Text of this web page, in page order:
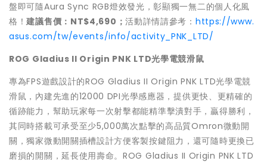
盤即可隨Aura Sync RGB燈效發光，彰顯獨一無二的個人化風
格！建議售價：NT$4,690；活動詳情請參考： https://www.
asus.com/tw/events/info/activity_PNK_LTD/
ROG Gladius II Origin PNK LTD光學電競滑鼠
專為FPS遊戲設計的ROG Gladius II Origin PNK LTD光學電競
滑鼠，內建先進的12000 DPI光學感應器，提供更快、更精確的
循跡能力，幫助玩家每一次射擊都能精準擊潰對手，贏得勝利，
其同時搭載可承受至少5,000萬次點擊的高品質Omron微動開
關，獨家微動開關插槽設計方便客製按鍵阻力，還可隨時更換已
磨損的開關，延長使用壽命。ROG Gladius II Origin PNK LTD